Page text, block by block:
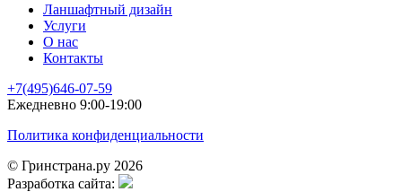
Ланшафтный дизайн
Услуги
О нас
Контакты
+7(495)646-07-59
Ежедневно 9:00-19:00
Политика конфиденциальности
© Гринстрана.ру 2026
Разработка сайта: